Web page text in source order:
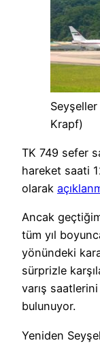
Krapf)
TK 749 sefer
hareket saati
olarak
Ancak
tüm yıl
yönündeki
sürprizle
varış
bulunuyor.
Yeniden